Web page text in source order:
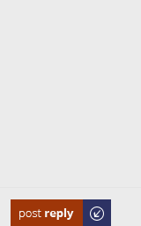
Odpowiedz